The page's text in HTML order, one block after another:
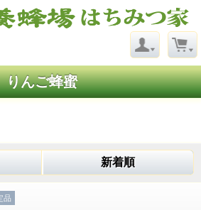
りんご蜂蜜
新着順
品